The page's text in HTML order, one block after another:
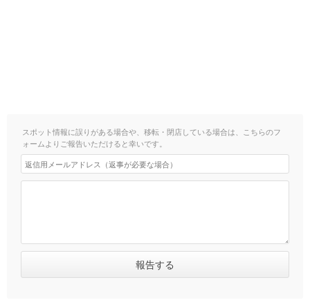
スポット情報に誤りがある場合や、移転・閉店している場合は、こちらのフ
ォームよりご報告いただけると幸いです。